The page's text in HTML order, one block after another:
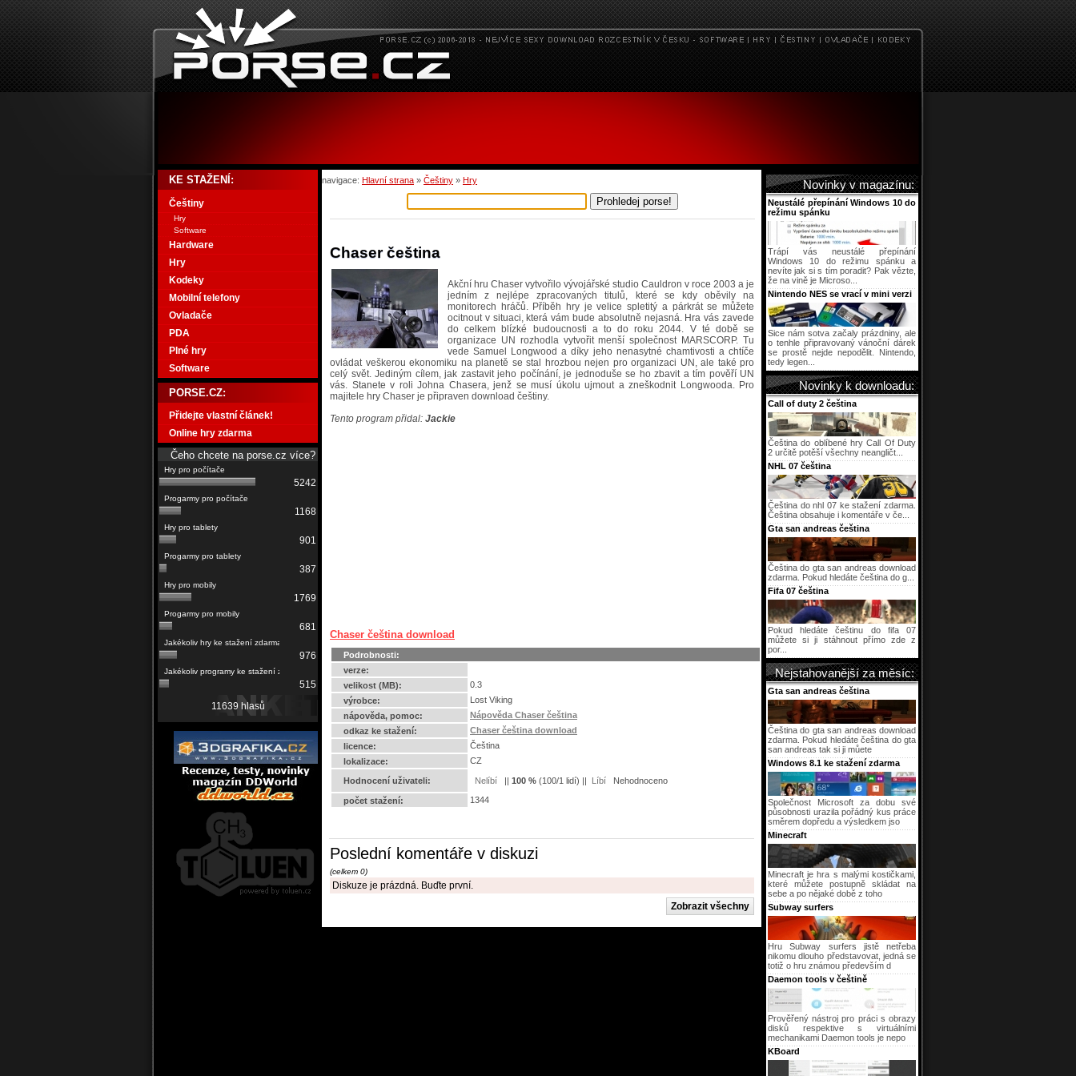
navigace: Hlavní strana » Češtiny » Hry
Chaser čeština
Akční hru Chaser vytvořilo vývojářské studio Cauldron v roce 2003 a je
jedním z nejlépe zpracovaných titulů, které se kdy oběvily na
monitorech hráčů. Příběh hry je velice spletitý a párkrát se můžete
ocitnout v situaci, která vám bude absolutně nejasná. Hra vás zavede
do celkem blízké budoucnosti a to do roku 2044. V té době se
organizace UN rozhodla vytvořit menší společnost MARSCORP. Tu
vede Samuel Longwood a díky jeho nenasytné chamtivosti a chtíče
ovládat veškerou ekonomiku na planetě se stal hrozbou nejen pro organizaci UN, ale také pro
celý svět. Jediným cílem, jak zastavit jeho počínání, je jednoduše se ho zbavit a tím pověří UN
vás. Stanete v roli Johna Chasera, jenž se musí úkolu ujmout a zneškodnit Longwooda. Pro
majitele hry Chaser je připraven download češtiny.
Tento program přidal: Jackie
Chaser čeština download
Podrobnosti:
verze:
velikost (MB):
0.3
výrobce:
Lost Viking
nápověda, pomoc:
Nápověda Chaser čeština
odkaz ke stažení:
Chaser čeština download
licence:
Čeština
lokalizace:
CZ
Hodnocení uživateli: || 100 % (100/1 lidí) || Nehodnoceno
počet stažení: 1344
Poslední komentáře v diskuzi
(celkem 0)
Diskuze je prázdná. Buďte první.
KE STAŽENÍ:
Češtiny
Hry
Software
Hardware
Hry
Kodeky
Mobilní telefony
Ovladače
PDA
Plné hry
Software
PORSE.CZ:
Přidejte vlastní článek!
Online hry zdarma
Čeho chcete na porse.cz více?
5242
1168
901
387
1769
681
976
515
11639 hlasů
Novinky v magazínu:
Neustálé přepínání Windows 10 do
režimu spánku
Trápí vás neustálé přepínání
Windows 10 do režimu spánku a
nevíte jak si s tím poradit? Pak vězte,
že na vině je Microso...
Nintendo NES se vrací v mini verzi
Sice nám sotva začaly prázdniny, ale
o tenhle připravovaný vánoční dárek
se prostě nejde nepodělit. Nintendo,
tedy legen...
Novinky k downloadu:
Call of duty 2 čeština
Čeština do oblíbené hry Call Of Duty
2 určitě potěší všechny neangličt...
NHL 07 čeština
Čeština do nhl 07 ke stažení zdarma.
Čeština obsahuje i komentáře v če...
Gta san andreas čeština
Čeština do gta san andreas download
zdarma. Pokud hledáte čeština do g...
Fifa 07 čeština
Pokud hledáte češtinu do fifa 07
můžete si ji stáhnout přímo zde z
por...
Nejstahovanější za měsíc:
Gta san andreas čeština
Čeština do gta san andreas download
zdarma. Pokud hledáte čeština do gta
san andreas tak si ji můete
Windows 8.1 ke stažení zdarma
Společnost Microsoft za dobu své
působnosti urazila pořádný kus práce
směrem dopředu a výsledkem jso
Minecraft
Minecraft je hra s malými kostičkami,
které můžete postupně skládat na
sebe a po nějaké době z toho
Subway surfers
Hru Subway surfers jistě netřeba
nikomu dlouho představovat, jedná se
totiž o hru známou především d
Daemon tools v češtině
Prověřený nástroj pro práci s obrazy
disků respektive s virtuálními
mechanikami Daemon tools je nepo
KBoard